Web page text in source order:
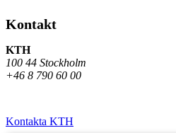
Kontakt
KTH
100 44 Stockholm
+46 8 790 60 00
Kontakta KTH